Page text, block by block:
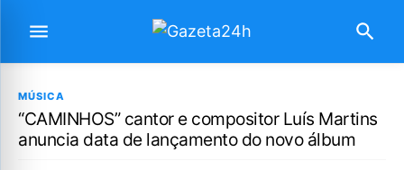
MÚSICA
“CAMINHOS” cantor e compositor Luís Martins
anuncia data de lançamento do novo álbum